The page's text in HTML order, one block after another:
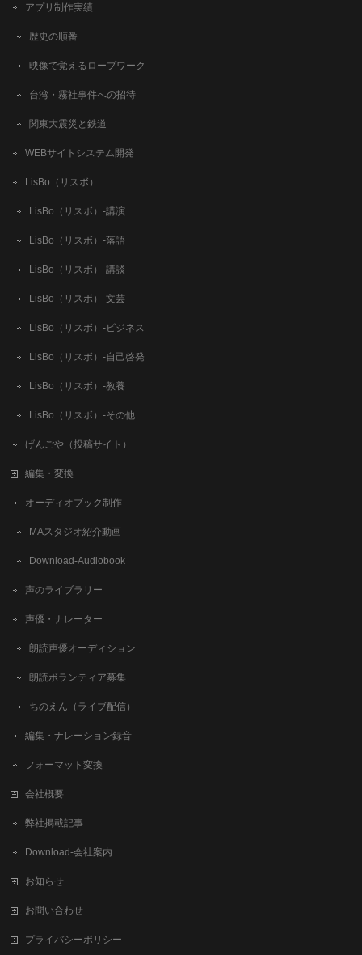
アプリ制作実績
歴史の順番
映像で覚えるロープワーク
台湾・霧社事件への招待
関東大震災と鉄道
WEBサイトシステム開発
LisBo（リスボ）
LisBo（リスボ）-講演
LisBo（リスボ）-落語
LisBo（リスボ）-講談
LisBo（リスボ）-文芸
LisBo（リスボ）-ビジネス
LisBo（リスボ）-自己啓発
LisBo（リスボ）-教養
LisBo（リスボ）-その他
げんごや（投稿サイト）
編集・変換
オーディオブック制作
MAスタジオ紹介動画
Download-Audiobook
声のライブラリー
声優・ナレーター
朗読声優オーディション
朗読ボランティア募集
ちのえん（ライブ配信）
編集・ナレーション録音
フォーマット変換
会社概要
弊社掲載記事
Download-会社案内
お知らせ
お問い合わせ
プライバシーポリシー